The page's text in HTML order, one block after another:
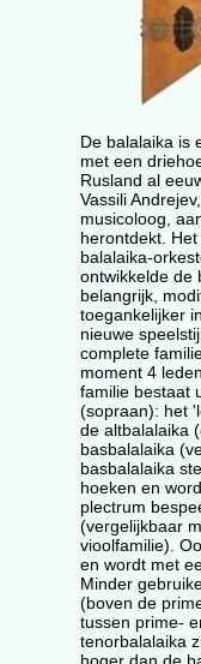
De balalaika is
met een
Rusland al
Vassili
musicoloog,
herontdekt.
balalaika-
ontwikkelde de
belangrijk,
toegankelijker
nieuwe
complete
moment 4
familie bestaat
(sopraan): het
de altbalalaika
basbalalaika
basbalalaika
hoeken en
plectrum
(vergelijkbaar
vioolfamilie).
en wordt met
Minder
(boven de
tussen prime-
tenorbalalaika